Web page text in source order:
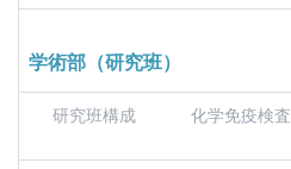
学術部（研究班）
研究班構成 化学免疫検査